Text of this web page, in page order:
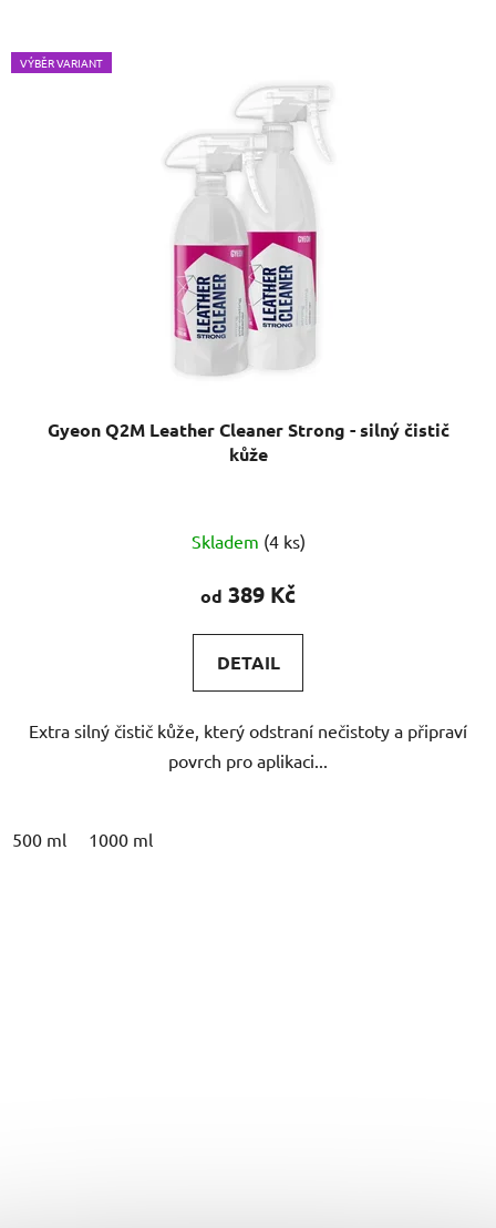
VÝBĚR VARIANT
Gyeon Q2M Leather Cleaner Strong - silný čistič
kůže
Skladem (4 ks)
od 389 Kč
DETAIL
Extra silný čistič kůže, který odstraní nečistoty a připraví
povrch pro aplikaci...
500 ml 1000 ml